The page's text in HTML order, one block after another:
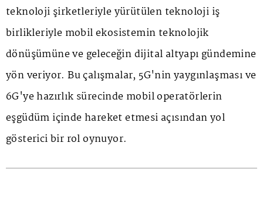
teknoloji şirketleriyle yürütülen teknoloji iş
birlikleriyle mobil ekosistemin teknolojik
dönüşümüne ve geleceğin dijital altyapı gündemine
yön veriyor. Bu çalışmalar, 5G'nin yaygınlaşması ve
6G'ye hazırlık sürecinde mobil operatörlerin
eşgüdüm içinde hareket etmesi açısından yol
gösterici bir rol oynuyor.